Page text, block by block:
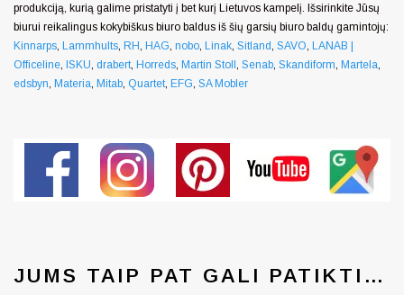
produkciją, kurią galime pristatyti į bet kurį Lietuvos kampelį. Išsirinkite Jūsų
biurui reikalingus kokybiškus biuro baldus iš šių garsių biuro baldų gamintojų:
Kinnarps, Lammhults, RH, HAG, nobo, Linak, Sitland, SAVO, LANAB |
Officeline, ISKU, drabert, Horreds, Martin Stoll, Senab, Skandiform, Martela,
edsbyn, Materia, Mitab, Quartet, EFG, SA Mobler
JUMS TAIP PAT GALI PATIKTI…